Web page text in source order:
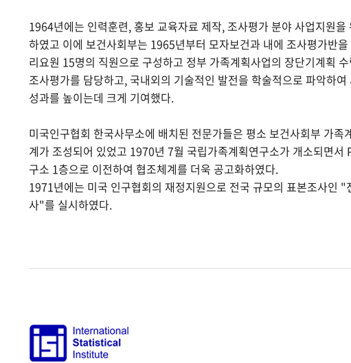
1964년에는 인력훈련, 홍보 교육자료 제작, 조사평가 분야 사업지원
하였고 이에 보건사회부는 1965년부터 모자보건과 내에 조사평가반
리요원 15명의 직원으로 구성하고 정부 가족계획사업의 장단기계획
조사평가를 담당하고, 국내외의 기술적인 발전을 학술적으로 파악하
성과를 높이는데 크게 기여했다.
미국인구협회 한국사무소에 배치된 전문가들은 평소 보건사회부 가족
계가 조성되어 있었고 1970년 7월 국립가족계획연구소가 개소되면서
구소 1층으로 이전하여 협조체계를 더욱 공고화하였다.
1971년에는 미국 인구협회의 재정지원으로 전국 규모의 표본조사인 "
사"를 실시하였다.